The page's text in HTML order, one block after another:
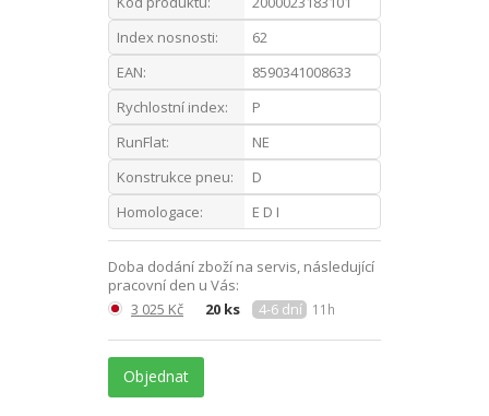
Index nosnosti:
62
EAN:
8590341008633
Rychlostní index:
P
RunFlat:
NE
Konstrukce pneu:
D
Homologace:
E D I
Doba dodání zboží na servis, následující
pracovní den u Vás:
3 025 Kč
20 ks 4-6 dní 11h
Objednat